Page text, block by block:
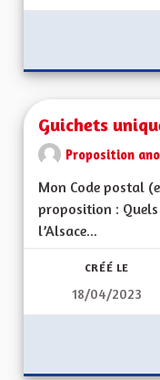
Guichets
Proposition
Mon Code postal
proposition :
l’Alsace...
CRÉÉ LE
18/04/2023